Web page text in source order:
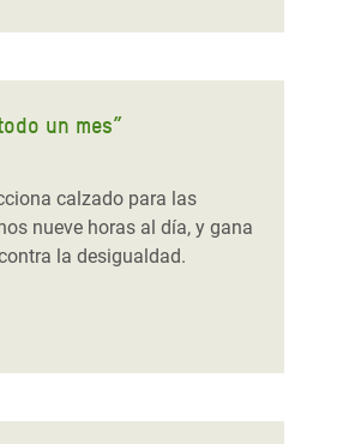
un mes”
calzado para las
nueve horas al día, y gana
la desigualdad.